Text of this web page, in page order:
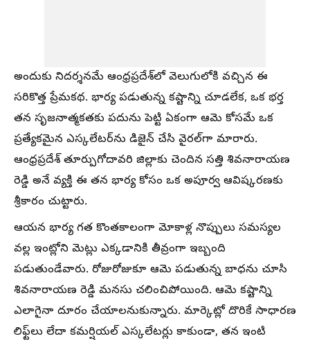
అందుకు నిదర్శనమే ఆంధ్రప్రదేశ్‌లో వెలుగులోకి వచ్చిన ఈ
సరికొత్త ప్రేమకథ. భార్య పడుతున్న కష్టాన్ని చూడలేక, ఒక భర్త
తన సృజనాత్మకతకు పదును పెట్టి ఏకంగా ఆమె కోసమే ఒక
ప్రత్యేకమైన ఎస్కలేటర్‌ను డిజైన్ చేసి వైరల్‌గా మారారు.
ఆంధ్రప్రదేశ్ తూర్పుగోదావరి జిల్లాకు చెందిన సత్తి శివనారాయణ
రెడ్డి అనే వ్యక్తి ఈ తన భార్య కోసం ఒక అపూర్వ ఆవిష్కరణకు
శ్రీకారం చుట్టారు.
ఆయన భార్య గత కొంతకాలంగా మోకాళ్ల నొప్పులు సమస్యల
వల్ల ఇంట్లోని మెట్లు ఎక్కడానికి తీవ్రంగా ఇబ్బంది
పడుతుండేవారు. రోజురోజుకూ ఆమె పడుతున్న బాధను చూసి
శివనారాయణ రెడ్డి మనసు చలించిపోయింది. ఆమె కష్టాన్ని
ఎలాగైనా దూరం చేయాలనుకున్నారు. మార్కెట్లో దొరికే సాధారణ
లిఫ్ట్‌లు లేదా కమర్షియల్ ఎస్కలేటర్లు కాకుండా, తన ఇంటి